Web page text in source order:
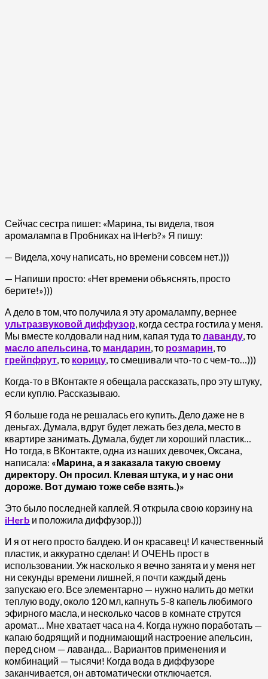
Сейчас сестра пишет: «Марина, ты видела, твоя
аромалампа в Пробниках на iHerb?» Я пишу:
— Видела, хочу написать, но времени совсем нет.)))
— Напиши просто: «Нет времени объяснять, просто
берите!»)))
А дело в том, что получила я эту аромалампу, вернее
ультразвуковой диффузор, когда сестра гостила у меня.
Мы вместе колдовали над ним, капая туда толаванду, то
масло апельсина, то мандарин, то розмарин, то
грейпфрут, то корицу, то смешивали что-то с чем-то…)))
Когда-то в ВКонтакте я обещала рассказать, про эту штуку,
если куплю. Рассказываю.
Я больше года не решалась его купить. Дело даже не в
деньгах. Думала, вдруг будет лежать без дела, место в
квартире занимать. Думала, будет ли хороший пластик…
Но тогда, в ВКонтакте, одна из наших девочек, Оксана,
написала: «Марина, а я заказала такую своему
директору. Он просил. Клевая штука, и у нас они
дороже. Вот думаю тоже себе взять.)»
Это было последней каплей. Я открыла свою корзину на
iHerb и положила диффузор.)))
И я от него просто балдею. И он красавец! И качественный
пластик, и аккуратно сделан! И ОЧЕНЬ прост в
использовании. Уж насколько я вечно занята и у меня нет
ни секунды времени лишней, я почти каждый день
запускаю его. Все элементарно — нужно налить до метки
теплую воду, около 120 мл, капнуть 5-8 капель любимого
эфирного масла, и несколько часов в комнате струтся
аромат… Мне хватает часа на 4. Когда нужно поработать —
капаю бодрящий и поднимающий настроение апельсин,
перед сном — лаванда… Вариантов применения и
комбинаций — тысячи! Когда вода в диффузоре
заканчивается, он автоматически отключается.